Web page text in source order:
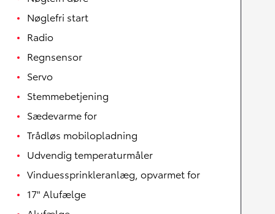
Nøglefri start
Radio
Regnsensor
Servo
Stemmebetjening
Sædevarme for
Trådløs mobilopladning
Udvendig temperaturmåler
Vinduessprinkleranlæg, opvarmet for
17" Alufælge